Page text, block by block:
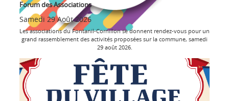
Forum des Associations
Samedi 29 Août 2026
Les associations du Fontanil-Cornillon se donnent rendez-vous pour un
grand rassemblement des activités proposées sur la commune, samedi
29 août 2026.